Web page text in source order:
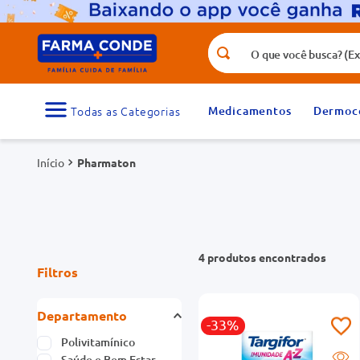
O que você busca? (Ex.: vitamina,
Medicamentos
Pharmaton
Filtros
Departamento
Polivitamínico
4 produtos
-33%
Termos mais buscados
1
medicamento